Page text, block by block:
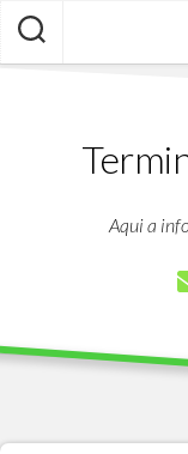
Skip
content
Aqui a